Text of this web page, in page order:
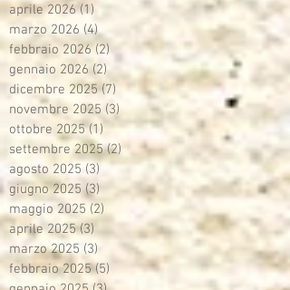
aprile 2026 (1)
marzo 2026 (4)4 post
febbraio 2026 (2)2 post
gennaio 2026 (2)2 post
dicembre 2025 (7) 7 post
novembre 2025 (3)3 post
ottobre 2025 (1)1 post
settembre 2025 (2) 2 post
agosto 2025 (3) 3 post
giugno 2025 (3) 3 post
maggio 2025 (2)
aprile 2025 (3)
marzo 2025 (3) 3 post
febbraio 2025 (5) 5 post